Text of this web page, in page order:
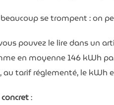
beaucoup se trompent : on
pouvez le lire dans un
en moyenne 146 kWh
au tarif réglementé, le kWh
: